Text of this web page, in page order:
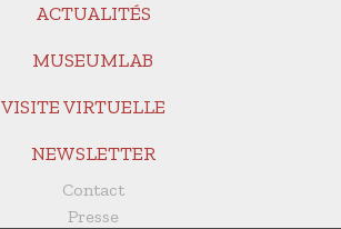
ACTUALITÉS
MUSEUMLAB
VISITE VIRTUELLE
NEWSLETTER
Contact
Presse